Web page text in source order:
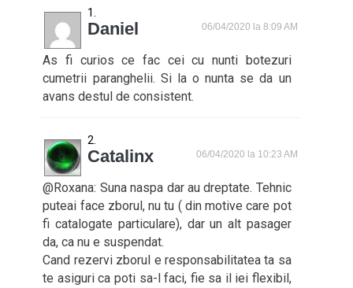
Daniel 06/04/2020 la 8:09 AM
As fi curios ce fac cei cu nunti botezuri
cumetrii paranghelii. Si la o nunta se da un
avans destul de consistent.
Catalinx 06/04/2020 la 10:23 AM
@Roxana: Suna naspa dar au dreptate. Tehnic
puteai face zborul, nu tu ( din motive care pot
fi catalogate particulare), dar un alt pasager
da, ca nu e suspendat.
Cand rezervi zborul e responsabilitatea ta sa
te asiguri ca poti sa-l faci, fie sa il iei flexibil,